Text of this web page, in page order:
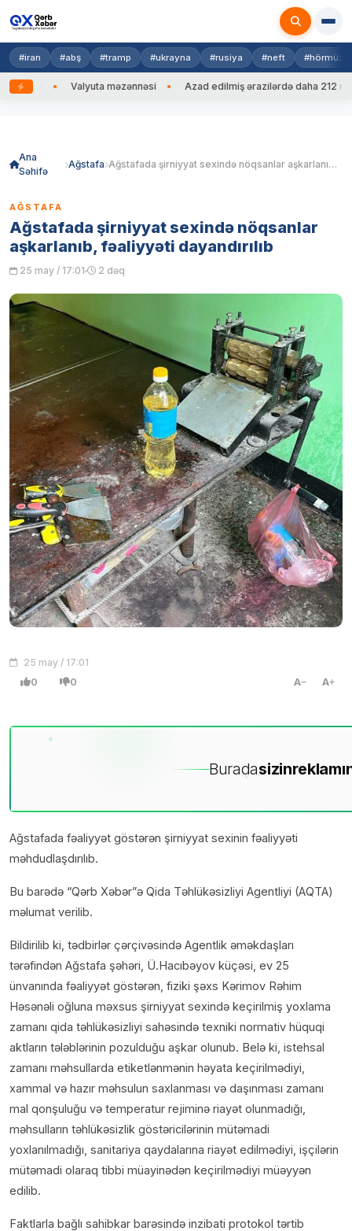
#iran #abş #tramp #ukrayna #rusiya #neft #hörmüz
Valyuta məzənnəsi Azad edilmiş ərazilərdə daha 212 mina,
Ana
Səhifə
Ağstafa Ağstafada şirniyyat sexində nöqsanlar aşkarlanıb, fəaliyyəti dayandırılıb
AĞSTAFA
Ağstafada şirniyyat sexində nöqsanlar
aşkarlanıb, fəaliyyəti dayandırılıb
25 may / 17:01 2 dəq
25 may / 17:01
0 0 A A
Buradasizin
Ağstafada fəaliyyət göstərən şirniyyat sexinin fəaliyyəti
məhdudlaşdırılıb.
Bu barədə “Qərb Xəbər”ə Qida Təhlükəsizliyi Agentliyi (AQTA)
məlumat verilib.
Bildirilib ki, tədbirlər çərçivəsində Agentlik əməkdaşları
tərəfindən Ağstafa şəhəri, Ü.Hacıbəyov küçəsi, ev 25
ünvanında fəaliyyət göstərən, fiziki şəxs Kərimov Rəhim
Həsənəli oğluna məxsus şirniyyat sexində keçirilmiş yoxlama
zamanı qida təhlükəsizliyi sahəsində texniki normativ hüquqi
aktların tələblərinin pozulduğu aşkar olunub. Belə ki, istehsal
zamanı məhsullarda etiketlənmənin həyata keçirilmədiyi,
xammal və hazır məhsulun saxlanması və daşınması zamanı
mal qonşuluğu və temperatur rejiminə riayət olunmadığı,
məhsulların təhlükəsizlik göstəricilərinin mütəmadi
yoxlanılmadığı, sanitariya qaydalarına riayət edilmədiyi, işçilərin
mütəmadi olaraq tibbi müayinədən keçirilmədiyi müəyyən
edilib.
Faktlarla bağlı sahibkar barəsində inzibati protokol tərtib